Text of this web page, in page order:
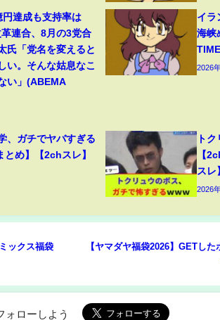
円達成も支持率は
連合、8月の3党合
氏「党名を変えると
い。そんな姑息なこ
い」(ABEMA
イラ
海峡
2026
、ガチでヤバすぎる
とめ】【2chスレ】
トク
【
スレ
2026
ックス福袋
【ヤマダヤ福袋2026】GETし
ォローしよう